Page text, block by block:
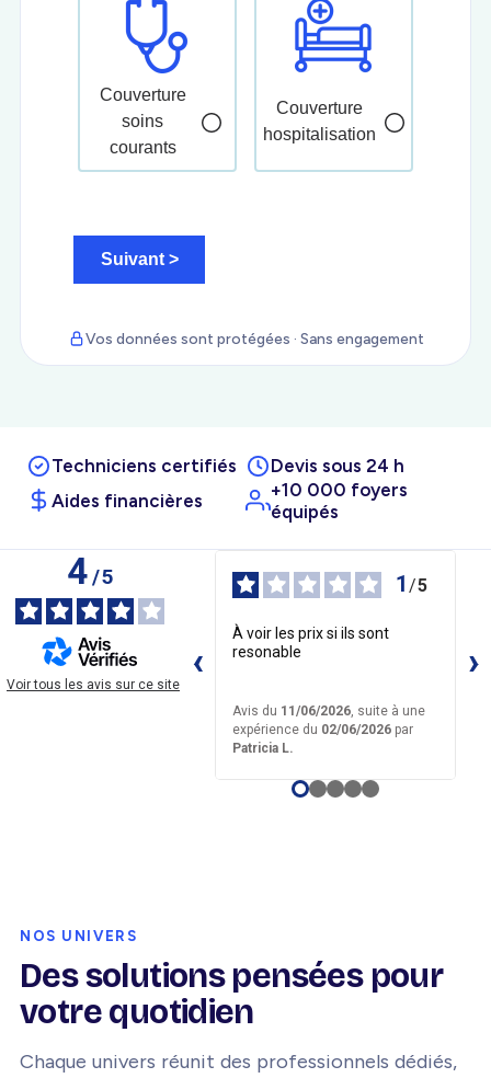
Vos données sont protégées · Sans engagement
Techniciens certifiés
Devis sous 24 h
Aides financières
+10 000 foyers
équipés
4/5
Voir tous les avis sur ce site
1 /5
À voir les prix si ils sont
resonable
Avis du 11/06/2026 , suite à une
expérience du 02/06/2026 par
Patricia L.
Avis Vérifiés, Page 1 sur 5
Page 1 sur 5
Page 2 sur 5
Page 3 sur 5
Page 4 sur 5
Page 5 sur 5
NOS UNIVERS
Des solutions pensées pour
votre quotidien
Chaque univers réunit des professionnels dédiés,